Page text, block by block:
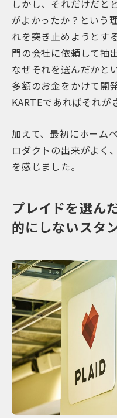
しかし、それだけだと
がよかったか？という
れを突き止めようとす
門の会社に依頼して抽
なぜそれを選んだかと
多額のお金をかけて開
KARTEであればそれが
加えて、最初にホーム
ロダクトの出来がよく
を感じました。
プレイドを選ん
的にしないスタ